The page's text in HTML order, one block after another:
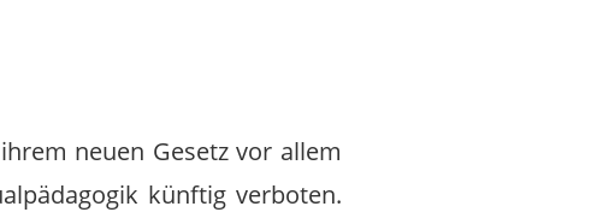
neuen Gesetz vor allem
künftig verboten.